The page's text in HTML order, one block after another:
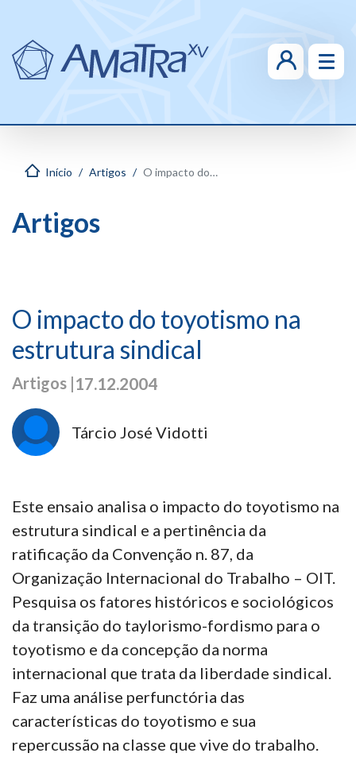
Artigos
Início Artigos O impacto do toyotismo na estrutura sindical
O impacto do toyotismo na
estrutura sindical
Artigos |17.12.2004
Tárcio José Vidotti
Este ensaio analisa o impacto do toyotismo na
estrutura sindical e a pertinência da
ratificação da Convenção n. 87, da
Organização Internacional do Trabalho – OIT.
Pesquisa os fatores históricos e sociológicos
da transição do taylorismo-fordismo para o
toyotismo e da concepção da norma
internacional que trata da liberdade sindical.
Faz uma análise perfunctória das
características do toyotismo e sua
repercussão na classe que vive do trabalho.